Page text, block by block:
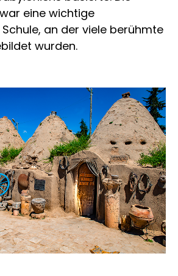
eine wichtige
an der viele berühmte
wurden.